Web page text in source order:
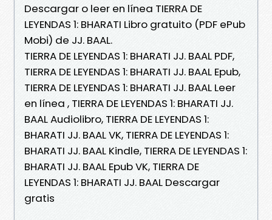
Descargar o leer en línea TIERRA DE
LEYENDAS 1: BHARATI Libro gratuito (PDF ePub
Mobi) de JJ. BAAL.
TIERRA DE LEYENDAS 1: BHARATI JJ. BAAL PDF,
TIERRA DE LEYENDAS 1: BHARATI JJ. BAAL Epub,
TIERRA DE LEYENDAS 1: BHARATI JJ. BAAL Leer
en línea , TIERRA DE LEYENDAS 1: BHARATI JJ.
BAAL Audiolibro, TIERRA DE LEYENDAS 1:
BHARATI JJ. BAAL VK, TIERRA DE LEYENDAS 1:
BHARATI JJ. BAAL Kindle, TIERRA DE LEYENDAS 1:
BHARATI JJ. BAAL Epub VK, TIERRA DE
LEYENDAS 1: BHARATI JJ. BAAL Descargar
gratis